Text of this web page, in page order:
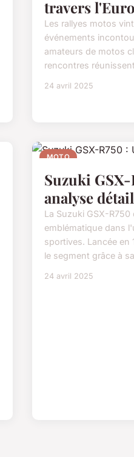
travers
Les rallyes motos
événements
amateurs de motos
rencontres
24 avril 2025
MOTO
Suzuki GSX-
analyse
La Suzuki GSX-
emblématique dans
sportives. Lancée en
le segment grâce à
24 avril 2025